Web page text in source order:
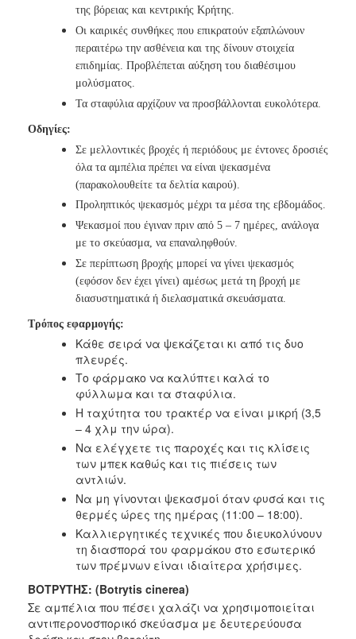
της βόρειας και κεντρικής Κρήτης.
Οι καιρικές συνθήκες που επικρατούν εξαπλώνουν
περαιτέρω την ασθένεια και της δίνουν στοιχεία
επιδημίας. Προβλέπεται αύξηση του διαθέσιμου
μολύσματος.
Τα σταφύλια αρχίζουν να προσβάλλονται ευκολότερα.
Οδηγίες:
Σε μελλοντικές βροχές ή περιόδους με έντονες δροσιές
όλα τα αμπέλια πρέπει να είναι ψεκασμένα
(παρακολουθείτε τα δελτία καιρού).
Προληπτικός ψεκασμός μέχρι τα μέσα της εβδομάδος.
Ψεκασμοί που έγιναν πριν από 5 – 7 ημέρες, ανάλογα
με το σκεύασμα, να επαναληφθούν.
Σε περίπτωση βροχής μπορεί να γίνει ψεκασμός
(εφόσον δεν έχει γίνει) αμέσως μετά τη βροχή με
διασυστηματικά ή διελασματικά σκευάσματα.
Τρόπος εφαρμογής:
Κάθε σειρά να ψεκάζεται κι από τις δυο
πλευρές.
Το φάρμακο να καλύπτει καλά το
φύλλωμα και τα σταφύλια.
Η ταχύτητα του τρακτέρ να είναι μικρή (3,5
– 4 χλμ την ώρα).
Να ελέγχετε τις παροχές και τις κλίσεις
των μπεκ καθώς και τις πιέσεις των
αντλιών.
Να μη γίνονται ψεκασμοί όταν φυσά και τις
θερμές ώρες της ημέρας (11:00 – 18:00).
Καλλιεργητικές τεχνικές που διευκολύνουν
τη διασπορά του φαρμάκου στο εσωτερικό
των πρέμνων είναι ιδιαίτερα χρήσιμες.
ΒΟΤΡΥΤΗΣ: (Botrytis cinerea)
Σε αμπέλια που πέσει χαλάζι να χρησιμοποιείται
αντιπερονοσπορικό σκεύασμα με δευτερεύουσα